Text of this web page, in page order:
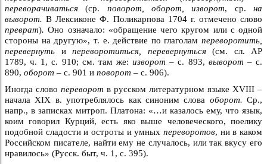
переворачиваться (ср. поворот, оборот, изворот, ср.на
выворот. В Лексиконе Ф. Поликарпова 1704 г. отмечено слово
преврат).Оно означало: «обращение чего кругом или с одной
стороны на другую», т. е. действие по глаголам переворотить,
перевернуть и переворотиться, перевернуться(см. сл. АР
1789, ч. 1, с. 910; см. там же:изворот – с. 893, выворот –с.
890, оборот – с. 901 и поворот – с. 906).
Иногда слово переворот в русском литературном языке XVIII –
начала XIX в. употреблялось как синоним слова оборот. Ср.,
напр., в записках митроп. Платона: «…и казалось ему, что язык,
коим говорил Курций, есть яко выше человеческого, поелику
подобной сладости и остроты и умных переворотов, ни в каком
Российском писателе, найти ему не случалось, или так вкусу его
нравилось» (Русск. быт, ч. 1, с. 395).